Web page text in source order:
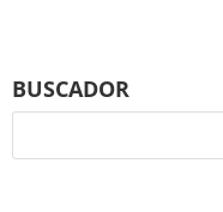
BUSCADOR